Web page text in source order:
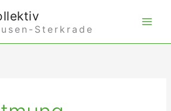
Sterkrade